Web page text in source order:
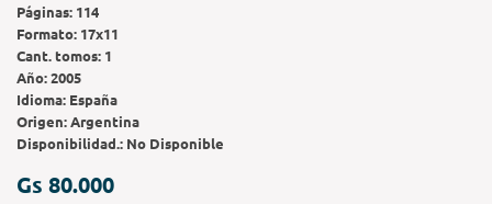
Páginas: 114
Formato: 17x11
Cant. tomos: 1
Año:2005
Idioma: España
Origen:Argentina
Disponibilidad.: No Disponible
Gs 80.000